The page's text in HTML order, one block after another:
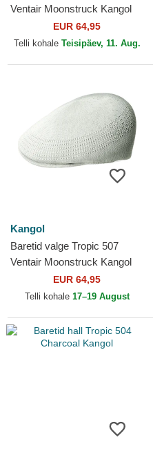
Ventair Moonstruck Kangol
EUR 64,95
Telli kohale Teisipäev, 11. Aug.
Kangol
Baretid valge Tropic 507
Ventair Moonstruck Kangol
EUR 64,95
Telli kohale 17–19 August